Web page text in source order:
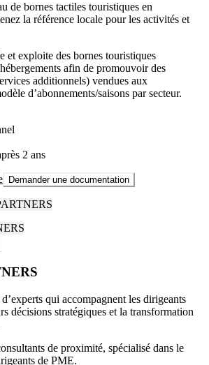
de bornes tactiles touristiques en
la référence locale pour les activités et
et exploite des bornes touristiques
afin de promouvoir des
additionnels) vendues aux
d’abonnements/saisons par secteur.
2 ans
Demander une documentation
qui accompagnent les dirigeants
décisions stratégiques et la transformation
de proximité, spécialisé dans le
de PME.